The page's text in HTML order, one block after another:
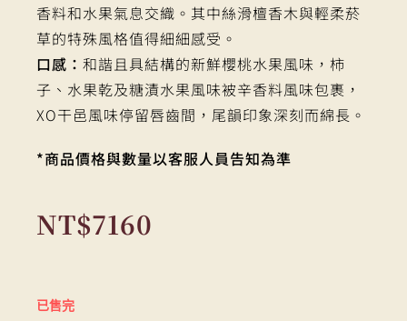
香料和水果氣息交織。其中絲滑檀香木與輕柔菸
草的特殊風格值得細細感受。
口感： 和諧且具結構的新鮮櫻桃水果風味，柿
子、水果乾及糖漬水果風味被辛香料風味包裹，
XO干邑風味停留唇齒間，尾韻印象深刻而綿長。
*商品價格與數量以客服人員告知為準
NT$7160
已售完